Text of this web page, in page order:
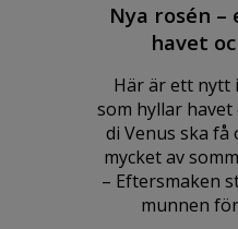
Nya rosén
havet
Här är ett nytt
som hyllar havet
di Venus ska
mycket av
– Eftersmaken
munnen